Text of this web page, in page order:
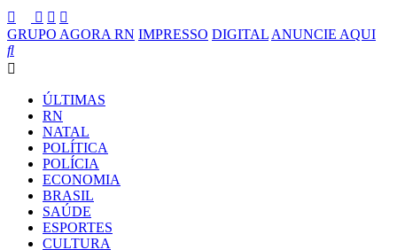
GRUPO AGORA RN IMPRESSO DIGITAL ANUNCIE AQUI
ÚLTIMAS
RN
NATAL
POLÍTICA
POLÍCIA
ECONOMIA
BRASIL
SAÚDE
ESPORTES
CULTURA